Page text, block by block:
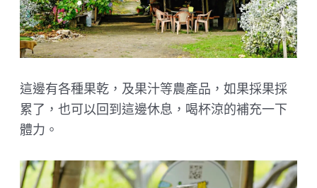
這邊有各種果乾，及果汁等農產品，如果採果採
累了，也可以回到這邊休息，喝杯涼的補充一下
體力。